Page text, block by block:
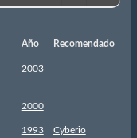
Año Recomendado
2003
2000
1993 Cyberio